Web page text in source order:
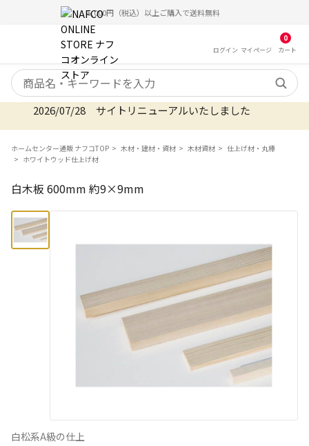
5,000円（税込）以上ご購入で送料無料
ログイン マイ ページ
0
カート
検索キーワード
2026/07/28 サイトリニューアルいたしました
ホームセンター通販 ナフコTOP 木材・建材・資材 木材資材
仕上げ材・丸棒
ホワイトウッド仕上げ材
白木板 600mm 約9×9mm
白松系A級の仕上